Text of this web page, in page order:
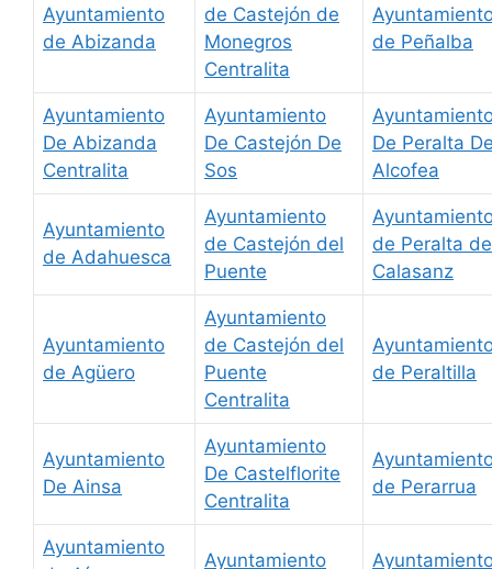
Ayuntamiento
de Abizanda
de Castejón de
Monegros
Centralita
de Peñalba
Ayuntamiento
De Abizanda
Centralita
Ayuntamiento
De Castejón De
Sos
De Peralta
Alcofea
Ayuntamiento
de Adahuesca
Ayuntamiento
de Castejón del
Puente
de Peralta de
Calasanz
Ayuntamiento
de Agüero
Ayuntamiento
de Castejón del
Puente
Centralita
de Peraltilla
Ayuntamiento
De Ainsa
Ayuntamiento
De Castelflorite
Centralita
de Perarrua
Ayuntamiento
Ayuntamiento